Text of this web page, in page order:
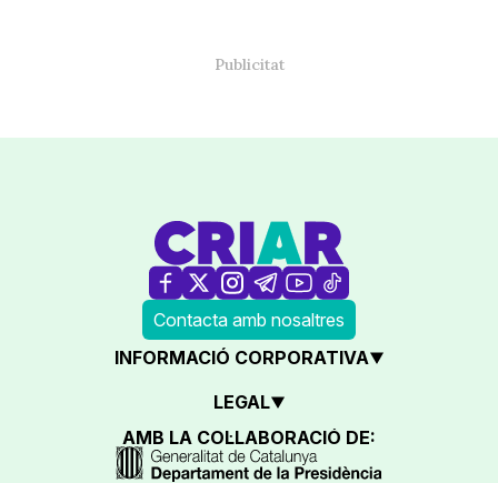
Contacta amb nosaltres
INFORMACIÓ CORPORATIVA
LEGAL
AMB LA COL·LABORACIÓ DE: